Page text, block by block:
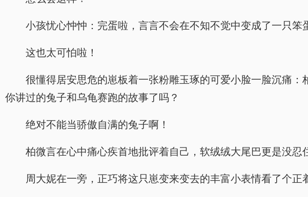
小孩忧心忡忡：完蛋啦，言言不会在不知不觉中变成了一只笨
这也太可怕啦！
很懂得居安思危的崽板着一张粉雕玉琢的可爱小脸一脸沉痛
你讲过的兔子和乌龟赛跑的故事了吗？
绝对不能当骄傲自满的兔子啊！
柏微言在心中痛心疾首地批评着自己，软绒绒大尾巴更是没
周大妮在一旁，正巧将这只崽变来变去的丰富小表情看了个正